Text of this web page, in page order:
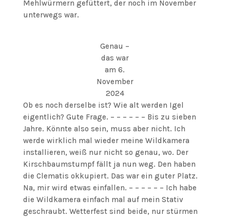
Mehlwürmern gefüttert, der noch im November
unterwegs war.
Genau –
das war
am 6.
November
2024
Ob es noch derselbe ist? Wie alt werden Igel
eigentlich? Gute Frage. – – – – – – Bis zu sieben
Jahre. Könnte also sein, muss aber nicht. Ich
werde wirklich mal wieder meine Wildkamera
installieren, weiß nur nicht so genau, wo. Der
Kirschbaumstumpf fällt ja nun weg. Den haben
die Clematis okkupiert. Das war ein guter Platz.
Na, mir wird etwas einfallen. – – – – – – Ich habe
die Wildkamera einfach mal auf mein Stativ
geschraubt. Wetterfest sind beide, nur stürmen